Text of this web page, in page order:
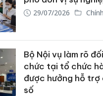
29/07/2026
Bộ Nội vụ làm rõ
chức tại tổ chức
được hưởng hỗ trợ
số